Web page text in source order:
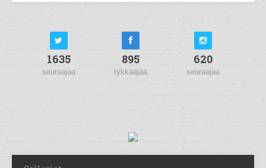
1635
seuraajaa
895
tykkääjää
620
seuraajaa